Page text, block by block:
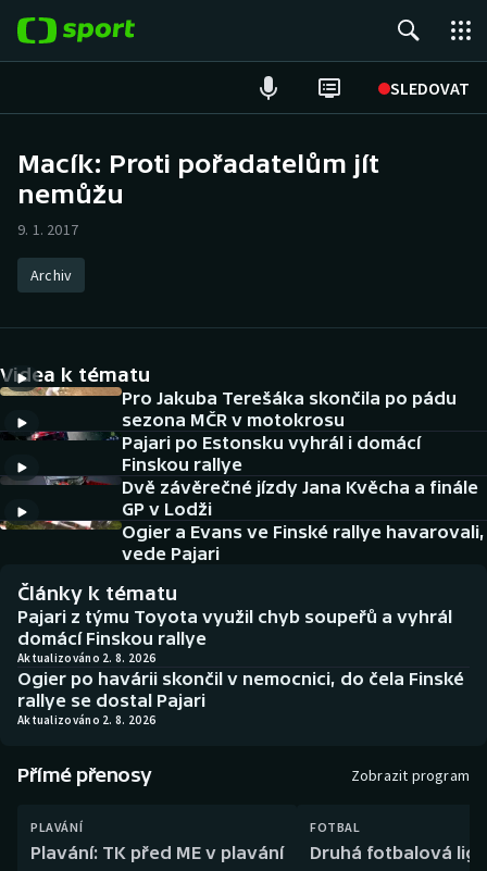
SLEDOVAT
Hokej
Atletika
DALŠÍ SPORTY
Americký fotbal
Baseball a softbal
Biatlon
Boby a skeleton
Box
Curling
Dostihy
NEPŘEHLÉDNĚTE
Historické návraty
Aplikace ČT sport
AZ kvíz
Macík: Proti pořadatelům jít
nemůžu
9. 1. 2017
Archiv
Videa k tématu
Pro Jakuba Terešáka skončila po pádu
sezona MČR v motokrosu
Pajari po Estonsku vyhrál i domácí
Finskou rallye
Dvě závěrečné jízdy Jana Kvěcha a finále
GP v Lodži
Ogier a Evans ve Finské rallye havarovali,
vede Pajari
Články k tématu
Pajari z týmu Toyota využil chyb soupeřů a vyhrál
domácí Finskou rallye
Aktualizováno 2. 8. 2026
Ogier po havárii skončil v nemocnici, do čela Finské
rallye se dostal Pajari
Aktualizováno 2. 8. 2026
Přímé přenosy Zobrazit program
PLAVÁNÍ
Plavání: TK před ME v plavání
FOTBAL
Druhá fotbalová